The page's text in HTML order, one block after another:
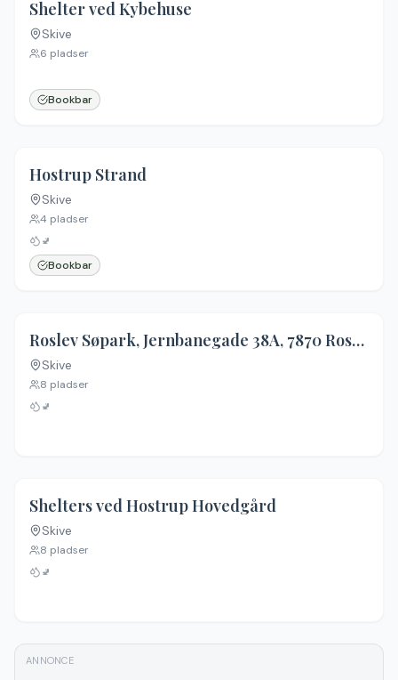
Shelter ved Kybehuse
Skive
6 pladser
Bookbar
Hostrup Strand
Skive
4 pladser
🚽
Bookbar
Roslev Søpark, Jernbanegade 38A, 7870 Roslev
Skive
8 pladser
🚽
Shelters ved Hostrup Hovedgård
Skive
8 pladser
🚽
ANNONCE